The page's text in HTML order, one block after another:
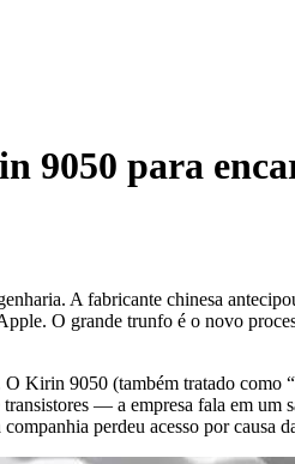
9050 para
A fabricante chinesa
O grande trunfo é o novo
Kirin 9050 (também tratado como
— a empresa fala em
perdeu acesso por causa